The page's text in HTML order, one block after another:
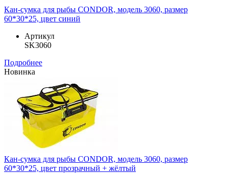
Кан-сумка для рыбы CONDOR, модель 3060, размер
60*30*25, цвет синий
Артикул
SK3060
Подробнее
Новинка
Кан-сумка для рыбы CONDOR, модель 3060, размер
60*30*25, цвет прозрачный + жёлтый